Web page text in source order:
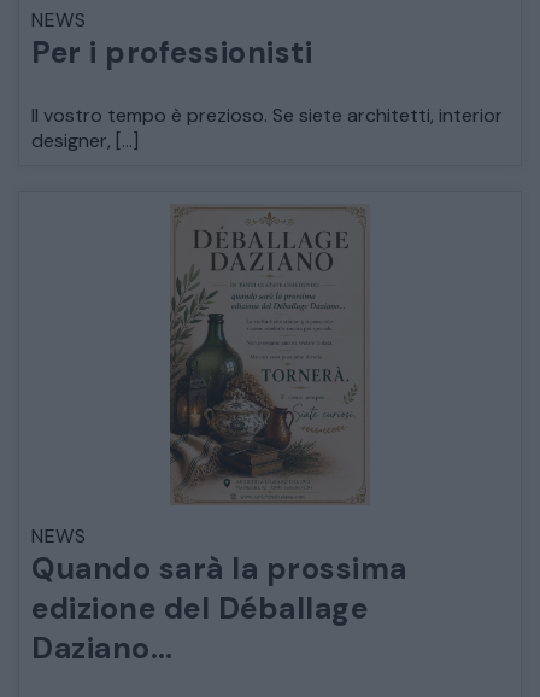
COMÒ E COMODINI
TAVOLI TAVOLINI CONSOLE
SEDIE POLTRONE DIVANI
CREDENZE – DOPPI CORPI – BUFFET
SALE DA PRANZO – STUDIO UFFICIO
ARREDO DA GIARDINO
DECORAZIONI OGGETTISTICA ILLUMINAZIONE
NEWS
Per i professionisti
Il vostro tempo è prezioso. Se siete architetti, interior
designer, […]
NEWS
Quando sarà la prossima
edizione del Déballage
Daziano…